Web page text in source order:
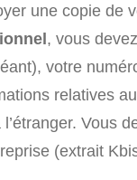
une copie de
, vous
votre
relatives
Vous
(extrait